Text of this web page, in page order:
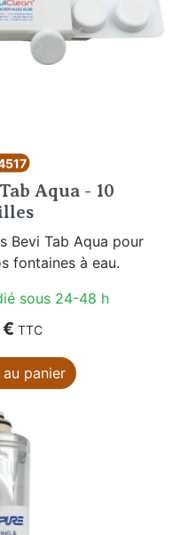
Aqua - 10
Bevi Tab Aqua pour
fontaines à eau.
sous 24-48 h
TTC
panier